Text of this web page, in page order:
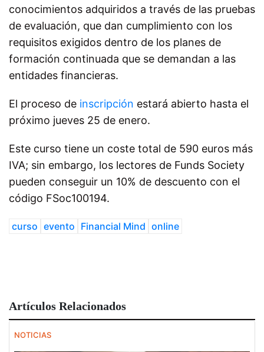
conocimientos adquiridos a través de las pruebas
de evaluación, que dan cumplimiento con los
requisitos exigidos dentro de los planes de
formación continuada que se demandan a las
entidades financieras.
El proceso de inscripción estará abierto hasta el
próximo jueves 25 de enero.
Este curso tiene un coste total de 590 euros más
IVA; sin embargo, los lectores de Funds Society
pueden conseguir un 10% de descuento con el
código FSoc100194.
curso evento Financial Mind online
Artículos Relacionados
NOTICIAS